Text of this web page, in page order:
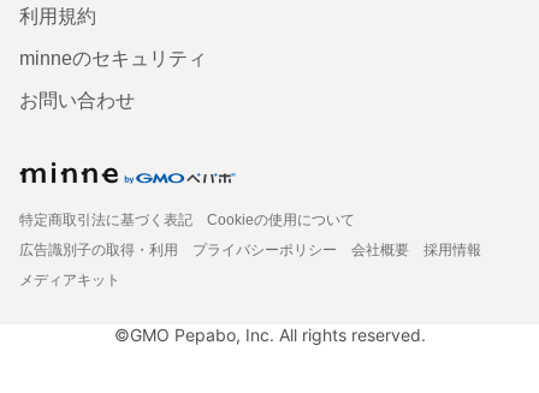
利用規約
minneのセキュリティ
お問い合わせ
特定商取引法に基づく表記
Cookieの使用について
広告識別子の取得・利用
プライバシーポリシー 会社概要
採用情報
メディアキット
©GMO Pepabo, Inc. All rights reserved.